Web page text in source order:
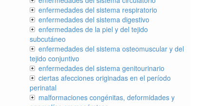
enfermedades del sistema respiratorio
enfermedades del sistema digestivo
enfermedades de la piel y del tejido
subcutáneo
enfermedades del sistema osteomuscular y del
tejido conjuntivo
enfermedades del sistema genitourinario
ciertas afecciones originadas en el período
perinatal
malformaciones congénitas, deformidades y